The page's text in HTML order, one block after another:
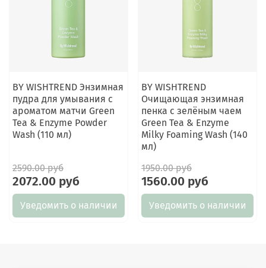
BY WISHTREND Энзимная
пудра для умывания с
ароматом матчи Green
Tea & Enzyme Powder
Wash (110 мл)
2590.00 руб
2072.00 руб
Уведомить о наличии
BY WISHTREND
Очищающая энзимная
пенка с зелёным чаем
Green Tea & Enzyme
Milky Foaming Wash (140
мл)
1950.00 руб
1560.00 руб
Уведомить о наличии